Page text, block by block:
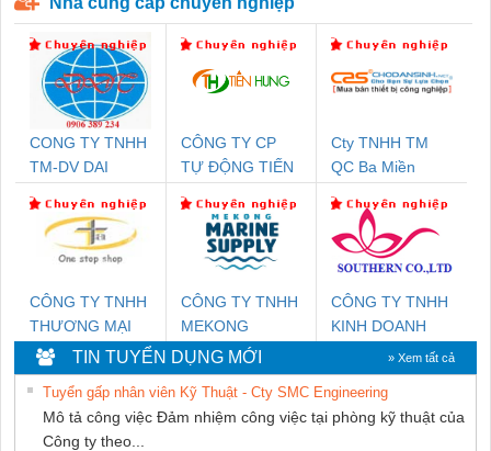
CONG TY TNHH
TM-DV DAI
CÔNG TY CP
TỰ ĐỘNG TIẾN
Cty TNHH TM
QC Ba Miền
CÔNG TY TNHH
THƯƠNG MẠI
THIÊN ÂN VIỆT
NAM
CÔNG TY TNHH
MEKONG
MARINE
SUPPLY
CÔNG TY TNHH
KINH DOANH
DỊCH VỤ XNK
PHƯƠNG NAM
TIN TUYỂN DỤNG MỚI » Xem tất cả
Tuyển gấp nhân viên Kỹ Thuật - Cty SMC Engineering
Mô tả công việc Đảm nhiệm công việc tại phòng kỹ thuật của
Công ty theo...